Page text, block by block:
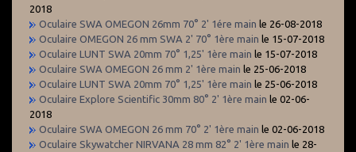
2018
Oculaire SWA OMEGON 26mm 70° 2' 1ére main le 26-08-2018
Oculaire OMEGON 26 mm SWA 2' 70° 1ère main le 15-07-2018
Oculaire LUNT SWA 20mm 70° 1,25' 1ère main le 15-07-2018
Oculaire SWA OMEGON 26 mm 2' 1ère main le 25-06-2018
Oculaire LUNT SWA 20mm 70° 1,25' 1ère main le 25-06-2018
Oculaire Explore Scientific 30mm 80° 2' 1ère main le 02-06-
2018
Oculaire SWA OMEGON 26 mm 70° 2' 1ère main le 02-06-2018
Oculaire Skywatcher NIRVANA 28 mm 82° 2' 1ère main le 28-